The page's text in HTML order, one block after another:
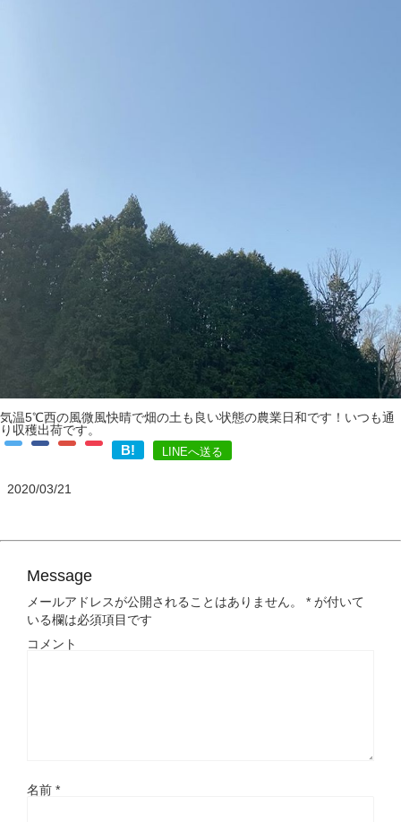
気温5℃西の風微風快晴で畑の土も良い状態の農業日和です！いつも通
り収穫出荷です。
B! LINEへ送る
2020/03/21
Message
メールアドレスが公開されることはありません。 * が付いて
いる欄は必須項目です
コメント
名前 *